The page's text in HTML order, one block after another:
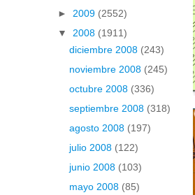
► 2009 (2552)
▼ 2008 (1911)
diciembre 2008 (243)
noviembre 2008 (245)
octubre 2008 (336)
septiembre 2008 (318)
agosto 2008 (197)
julio 2008 (122)
junio 2008 (103)
mayo 2008 (85)